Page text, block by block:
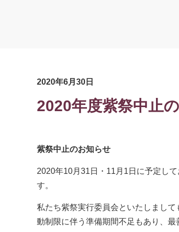
2020年6月30日
2020年度紫祭中止
紫祭中止のお知らせ
2020年10月31日・11月1日に予定し
す。
私たち紫祭実行委員会といたしまし
動制限に伴う準備期間不足もあり、